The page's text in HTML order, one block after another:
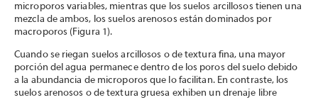
microporos variables, mientras que los suelos arcillosos tienen una
mezcla de ambos, los suelos arenosos están dominados por
macroporos (Figura 1).
Cuando se riegan suelos arcillosos o de textura fina, una mayor
porción del agua permanece dentro de los poros del suelo debido
a la abundancia de microporos que lo facilitan. En contraste, los
suelos arenosos o de textura gruesa exhiben un drenaje libre